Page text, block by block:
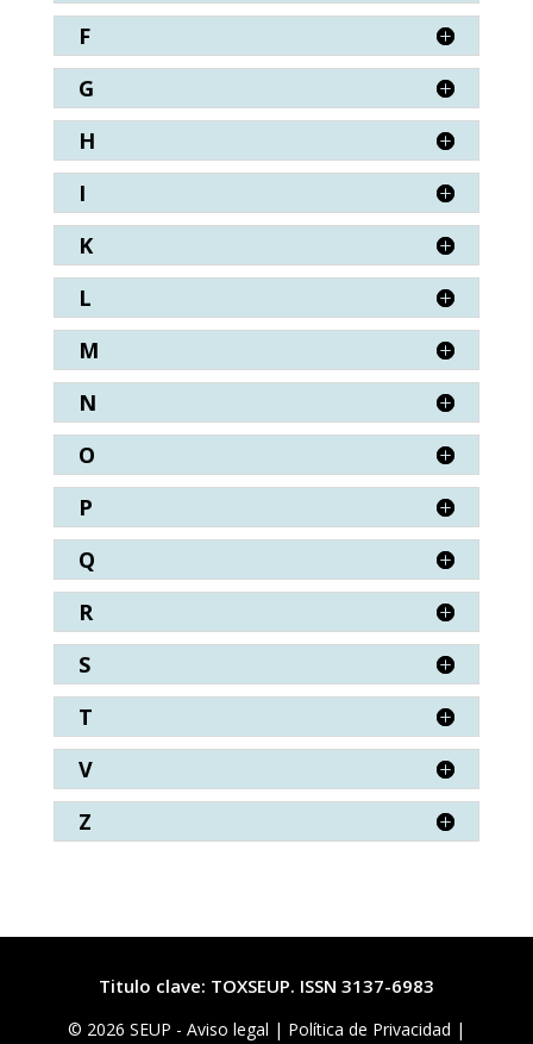
F
G
H
I
K
L
M
N
O
P
Q
R
S
T
V
Z
Titulo clave: TOXSEUP. ISSN 3137-6983
© 2026 SEUP - Aviso legal | Política de Privacidad |